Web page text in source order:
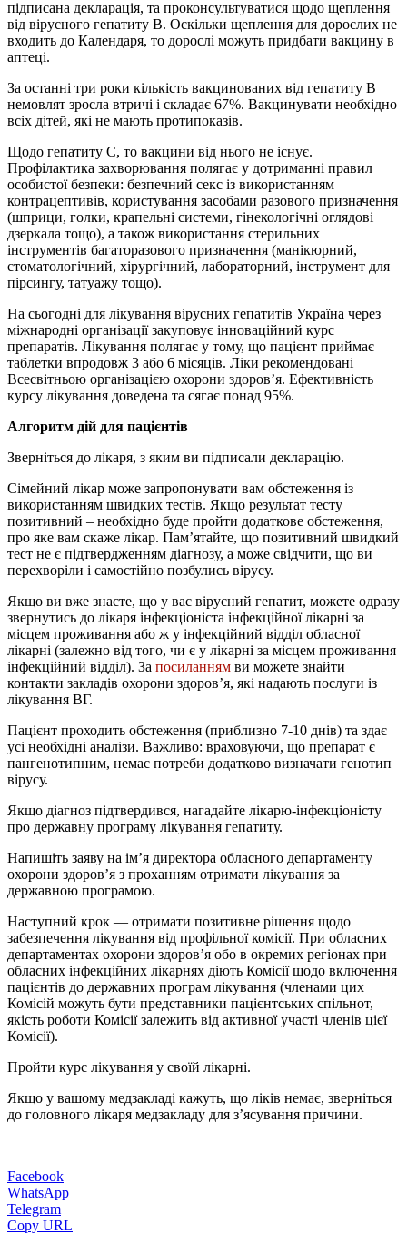
підписана декларація, та проконсультуватися щодо щеплення
від вірусного гепатиту В. Оскільки щеплення для дорослих не
входить до Календаря, то дорослі можуть придбати вакцину в
аптеці.
За останні три роки кількість вакцинованих від гепатиту В
немовлят зросла втричі і складає 67%. Вакцинувати необхідно
всіх дітей, які не мають протипоказів.
Щодо гепатиту С, то вакцини від нього не існує.
Профілактика захворювання полягає у дотриманні правил
особистої безпеки: безпечний секс із використанням
контрацептивів, користування засобами разового призначення
(шприци, голки, крапельні системи, гінекологічні оглядові
дзеркала тощо), а також використання стерильних
інструментів багаторазового призначення (манікюрний,
стоматологічний, хірургічний, лабораторний, інструмент для
пірсингу, татуажу тощо).
На сьогодні для лікування вірусних гепатитів Україна через
міжнародні організації закуповує інноваційний курс
препаратів. Лікування полягає у тому, що пацієнт приймає
таблетки впродовж 3 або 6 місяців. Ліки рекомендовані
Всесвітньою організацією охорони здоров’я. Ефективність
курсу лікування доведена та сягає понад 95%.
Алгоритм дій для пацієнтів
Зверніться до лікаря, з яким ви підписали декларацію.
Сімейний лікар може запропонувати вам обстеження із
використанням швидких тестів. Якщо результат тесту
позитивний – необхідно буде пройти додаткове обстеження,
про яке вам скаже лікар. Пам’ятайте, що позитивний швидкий
тест не є підтвердженням діагнозу, а може свідчити, що ви
перехворіли і самостійно позбулись вірусу.
Якщо ви вже знаєте, що у вас вірусний гепатит, можете одразу
звернутись до лікаря інфекціоніста інфекційної лікарні за
місцем проживання або ж у інфекційний відділ обласної
лікарні (залежно від того, чи є у лікарні за місцем проживання
інфекційний відділ). За посиланням ви можете знайти
контакти закладів охорони здоров’я, які надають послуги із
лікування ВГ.
Пацієнт проходить обстеження (приблизно 7-10 днів) та здає
усі необхідні аналізи. Важливо: враховуючи, що препарат є
пангенотипним, немає потреби додатково визначати генотип
вірусу.
Якщо діагноз підтвердився, нагадайте лікарю-інфекціоністу
про державну програму лікування гепатиту.
Напишіть заяву на ім’я директора обласного департаменту
охорони здоров’я з проханням отримати лікування за
державною програмою.
Наступний крок — отримати позитивне рішення щодо
забезпечення лікування від профільної комісії. При обласних
департаментах охорони здоров’я обо в окремих регіонах при
обласних інфекційних лікарнях діють Комісії щодо включення
пацієнтів до державних програм лікування (членами цих
Комісій можуть бути представники пацієнтських спільнот,
якість роботи Комісії залежить від активної участі членів цієї
Комісії).
Пройти курс лікування у своїй лікарні.
Якщо у вашому медзакладі кажуть, що ліків немає, зверніться
до головного лікаря медзакладу для з’ясування причини.
Facebook
WhatsApp
Telegram
Copy URL